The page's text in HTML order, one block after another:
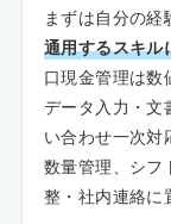
まずは自分の
通用するスキル
口現金管理は数
データ入力・文
い合わせ一次対
数量管理、シフ
整・社内連絡に